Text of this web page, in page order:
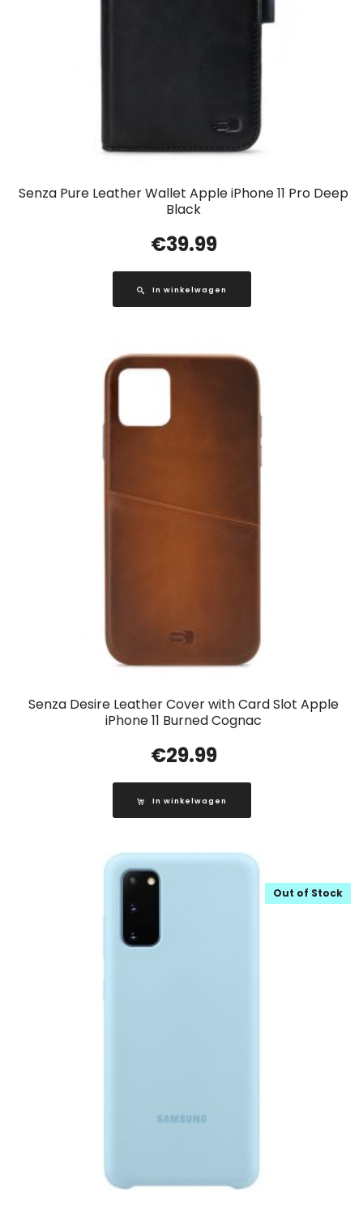
Senza Pure Leather Wallet Apple iPhone 11 Pro Deep
Black
€39.99
In winkelwagen
Senza Desire Leather Cover with Card Slot Apple
iPhone 11 Burned Cognac
€29.99
In winkelwagen
Out of Stock